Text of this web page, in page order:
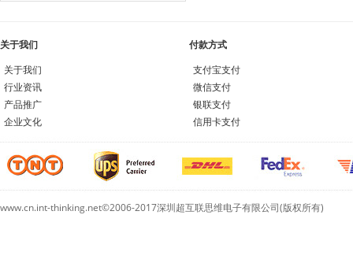
关于我们
关于我们
行业资讯
产品推广
企业文化
付款方式
支付宝支付
微信支付
银联支付
信用卡支付
www.cn.int-thinking.net©2006-2017深圳超互联思维电子有限公司(版权所有)